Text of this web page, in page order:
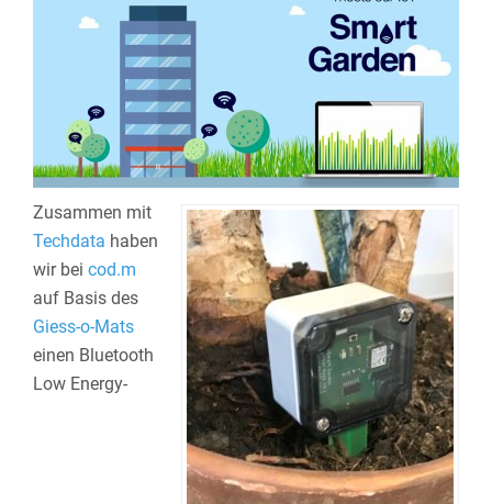
Zusammen mit
Techdata haben
wir bei cod.m
auf Basis des
Giess-o-Mats
einen Bluetooth
Low Energy-